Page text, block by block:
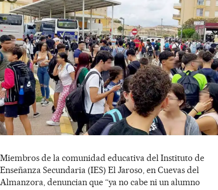
Miembros de la comunidad educativa del Instituto de
Enseñanza Secundaria (IES) El Jaroso, en Cuevas del
Almanzora, denuncian que “ya no cabe ni un alumno